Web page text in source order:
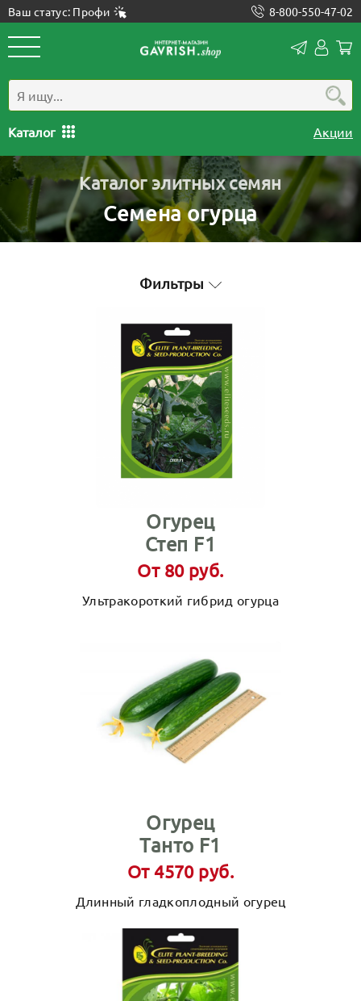
Ваш статус: Профи 8-800-550-47-02
Каталог Акции
Каталог элитных семян
Семена огурца
Фильтры
Огурец
Степ F1
От 80 руб.
Ультракороткий гибрид огурца
Огурец
Танто F1
От 4570 руб.
Длинный гладкоплодный огурец